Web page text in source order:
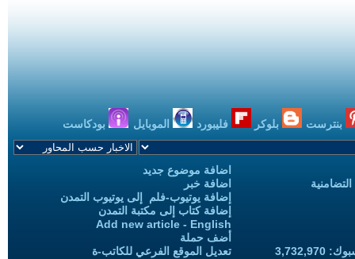
بنترست بلوكر فليبورد الموبايل بودكاست
اضافة موضوع جديد
اضافة خبر
إضافة يوتيوب-فلم إلى يوتيوب التمدن
إضافة كتاب إلى مكتبة التمدن
Add new article - English
أضف حملة
تعديل الموقع الفرعي للكاتب-ة